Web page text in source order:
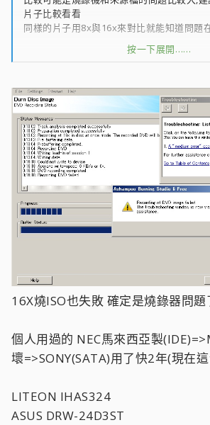
片子比較看看
同樣的片子用8x與16x來對比就能知道問題
至於 1.燒錄器老舊該換:個人覺得這要看你的
以試著買好一點的水藍片16x來試看看就知
如果單純就你的需求(迷片)和速度來看,個人
DVR-S21L & ASUS DRW-24D3ST
按一下展開……
16X燒ISO也失敗 確定是燒錄器問題
個人用過的 NEC馬來西亞製
壞=>SONY(SATA)用了快2年(現在
LITEON IHAS324
ASUS DRW-24D3ST